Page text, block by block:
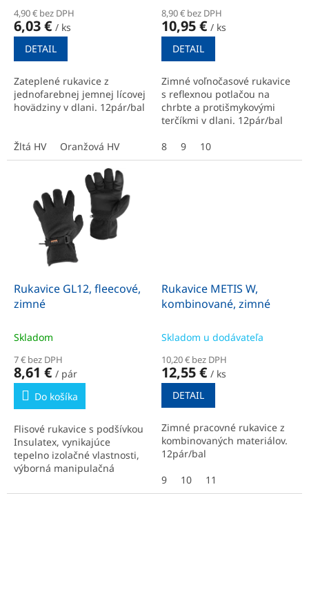
4,90 € bez DPH
6,03 € / ks
DETAIL
Zateplené rukavice z
jednofarebnej jemnej lícovej
hovädziny v dlani. 12pár/bal
Žltá HV Oranžová HV
8,90 € bez DPH
10,95 € / ks
DETAIL
Zimné voľnočasové rukavice
s reflexnou potlačou na
chrbte a protišmykovými
terčíkmi v dlani. 12pár/bal
8
9 10
Rukavice GL12, fleecové,
zimné
Skladom
7 € bez DPH
8,61 € / pár
Do košíka
Flisové rukavice s podšívkou
Insulatex, vynikajúce
tepelno izolačné vlastnosti,
výborná manipulačná
Rukavice METIS W,
kombinované, zimné
Skladom u dodávateľa
10,20 € bez DPH
12,55 € / ks
DETAIL
Zimné pracovné rukavice z
kombinovaných materiálov.
12pár/bal
9
10 11